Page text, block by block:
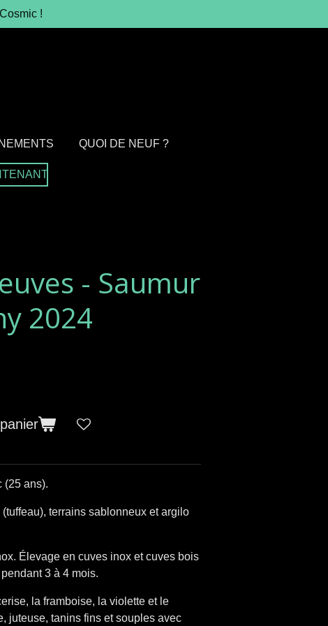
!
QUOI DE NEUF ?
- Saumur
2024
(25 ans).
terrains sablonneux et argilo
Élevage en cuves inox et cuves bois
3 à 4 mois.
la framboise, la violette et le
juteuse, tanins fins et souples avec